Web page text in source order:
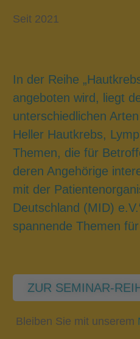
Seit 2021
In der Reihe
angeboten wird, liegt
unterschiedlichen
Heller Hautkrebs,
Themen, die für
deren Angehörige
mit der
Deutschland (MID)
spannende Themen
ZUR SEMINAR-
Bleiben Sie mit unserem